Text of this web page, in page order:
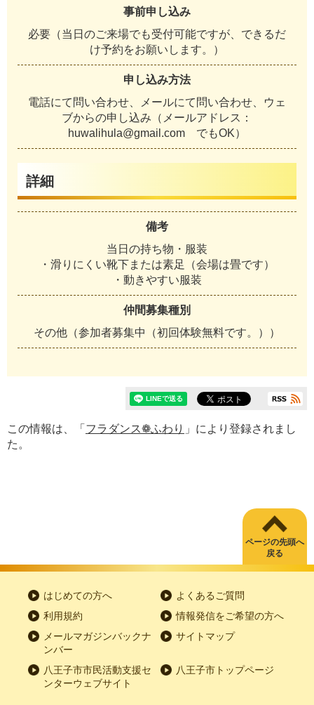
事前申し込み
必要（当日のご来場でも受付可能ですが、できるだ
け予約をお願いします。）
申し込み方法
電話にて問い合わせ、メールにて問い合わせ、ウェ
ブからの申し込み（メールアドレス：
huwalihula@gmail.com でもOK）
詳細
備考
当日の持ち物・服装
・滑りにくい靴下または素足（会場は畳です）
・動きやすい服装
仲間募集種別
その他（参加者募集中（初回体験無料です。））
この情報は、「 フラダンス❁ふわり 」により登録されまし
た。
ページの先頭へ
戻る
はじめての方へ
よくあるご質問
利用規約
情報発信をご希望の方へ
メールマガジンバックナ
ンバー
サイトマップ
八王子市市民活動支援セ
ンターウェブサイト
八王子市トップページ